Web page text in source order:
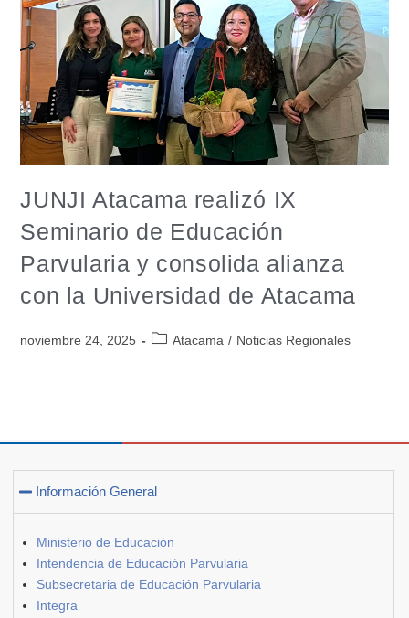
JUNJI Atacama realizó IX
Seminario de Educación
Parvularia y consolida alianza
con la Universidad de Atacama
noviembre 24, 2025 Atacama / Noticias Regionales
Información General
Ministerio de Educación
Intendencia de Educación Parvularia
Subsecretaria de Educación Parvularia
Integra